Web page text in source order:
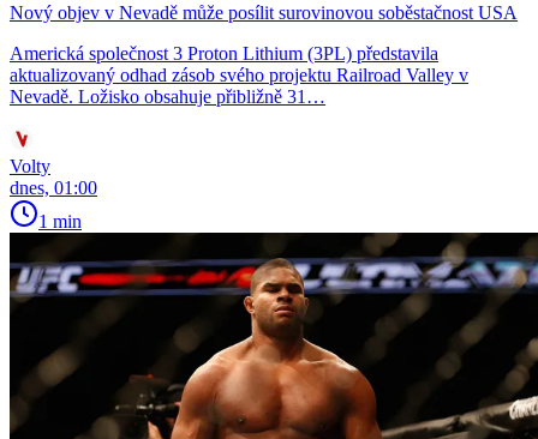
Nový objev v Nevadě může posílit surovinovou soběstačnost USA
Americká společnost 3 Proton Lithium (3PL) představila
aktualizovaný odhad zásob svého projektu Railroad Valley v
Nevadě. Ložisko obsahuje přibližně 31…
Volty
dnes, 01:00
1 min